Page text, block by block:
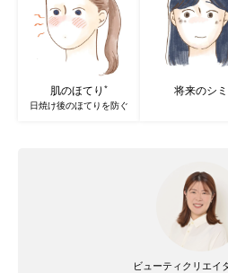
肌のほてり *
日焼け後のほてりを防ぐ
将来のシミ
ビューティクリエイ